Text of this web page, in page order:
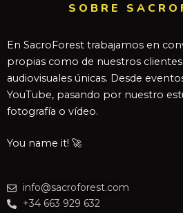
SOBRE
En SacroForest trabajamos en
propias como de nuestros
audiovisuales únicas. Desde
YouTube, pasando por nuestro
fotografía o vídeo.
You name it! 🚀
info@sacroforest.com
+34 663 929 632